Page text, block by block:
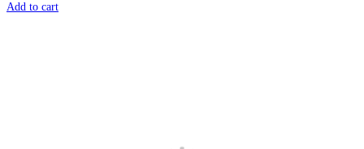
Add to cart